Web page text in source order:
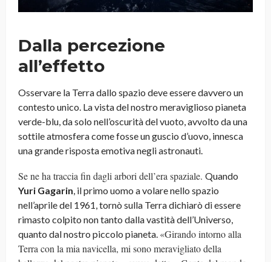
Dalla percezione
all’effetto
Osservare la Terra dallo spazio deve essere davvero un
contesto unico. La vista del nostro meraviglioso pianeta
verde-blu, da solo nell’oscurità del vuoto, avvolto da una
sottile atmosfera come fosse un guscio d’uovo, innesca
una grande risposta emotiva negli astronauti.
Se ne ha traccia fin dagli arbori dell’era spaziale. Quando
Yuri Gagarin , il primo uomo a volare nello spazio
nell’aprile del 1961, tornò sulla Terra dichiarò di essere
rimasto colpito non tanto dalla vastità dell’Universo,
quanto dal nostro piccolo pianeta. «Girando intorno alla
Terra con la mia navicella, mi sono meravigliato della